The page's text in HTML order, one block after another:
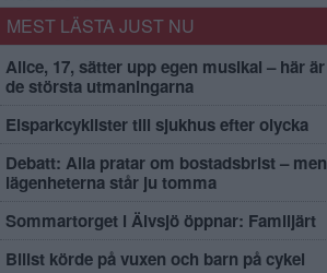
MEST LÄSTA JUST NU
Alice, 17, sätter upp egen musikal – här är
de största utmaningarna
Elsparkcyklister till sjukhus efter olycka
Debatt: Alla pratar om bostadsbrist – men
lägenheterna står ju tomma
Sommartorget i Älvsjö öppnar: Familjärt
Bilist körde på vuxen och barn på cykel